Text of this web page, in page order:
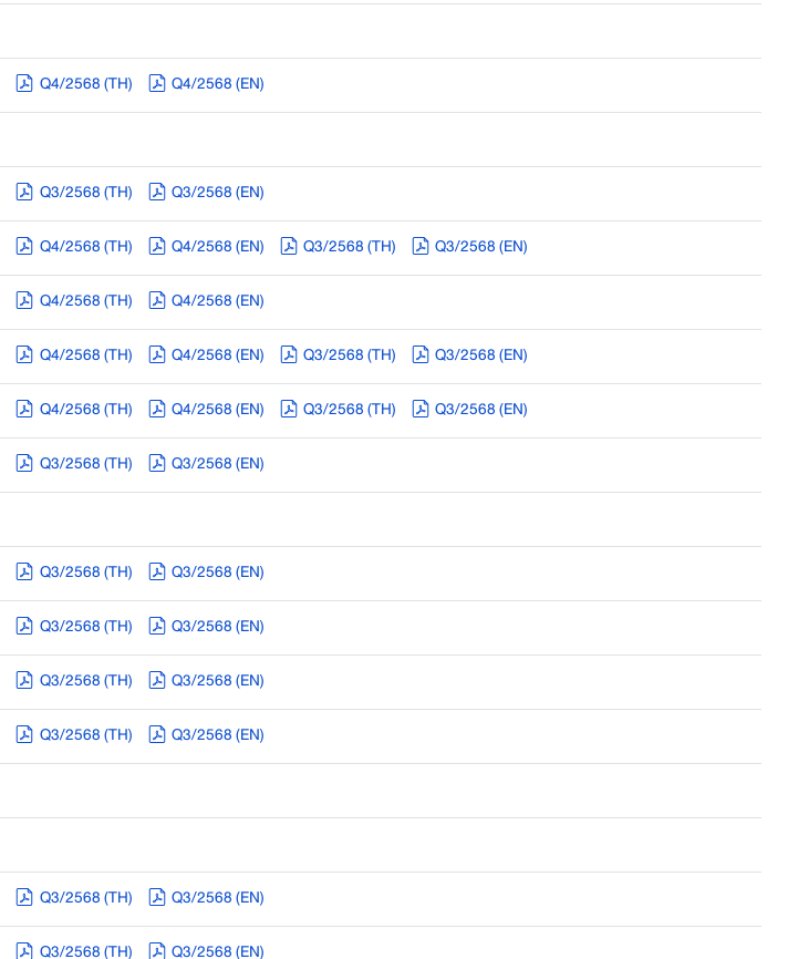
Q4/2568 (TH) Q4/2568 (EN)
Q3/2568 (TH) Q3/2568 (EN)
Q4/2568 (TH) Q4/2568 (EN) Q3/2568 (TH) Q3/2568 (EN)
Q4/2568 (TH) Q4/2568 (EN)
Q4/2568 (TH) Q4/2568 (EN) Q3/2568 (TH) Q3/2568 (EN)
Q4/2568 (TH) Q4/2568 (EN) Q3/2568 (TH) Q3/2568 (EN)
Q3/2568 (TH) Q3/2568 (EN)
Q3/2568 (TH) Q3/2568 (EN)
Q3/2568 (TH) Q3/2568 (EN)
Q3/2568 (TH) Q3/2568 (EN)
Q3/2568 (TH) Q3/2568 (EN)
Q3/2568 (TH) Q3/2568 (EN)
Q3/2568 (TH) Q3/2568 (EN)